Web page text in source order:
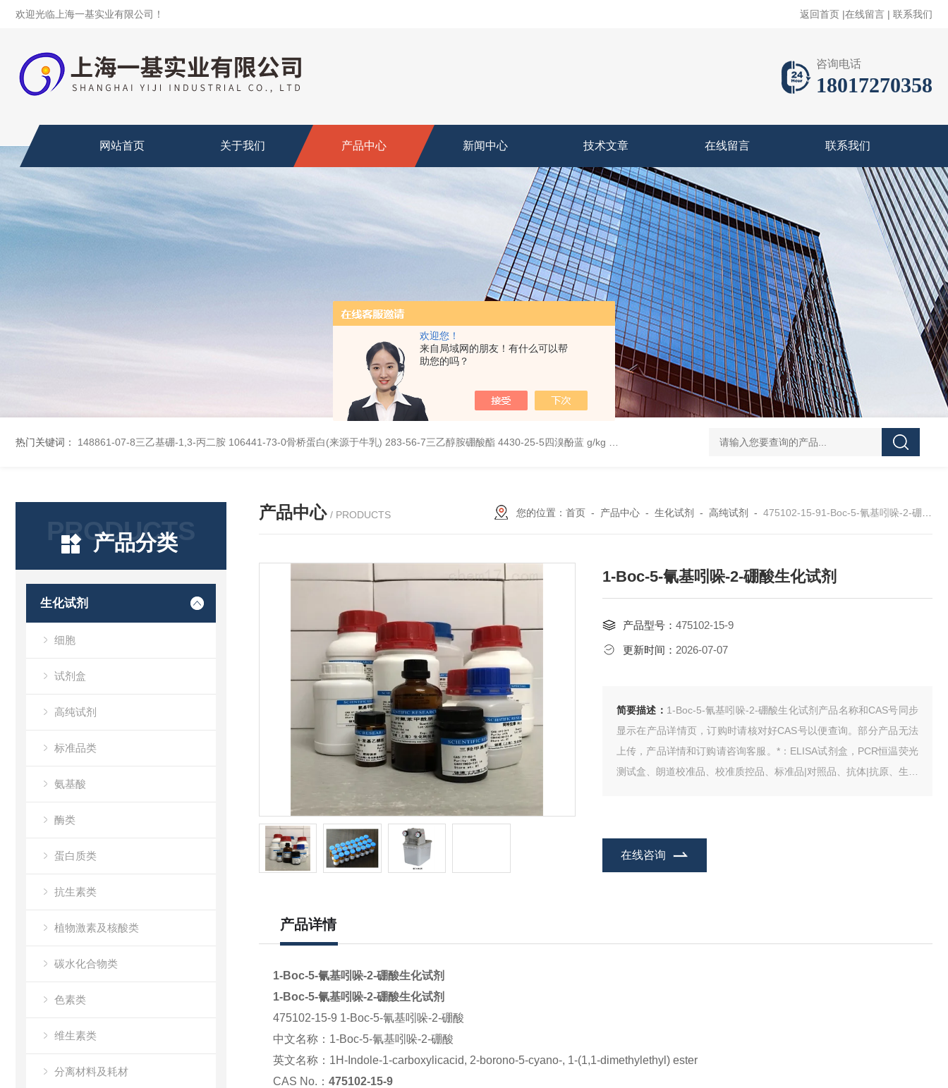
欢迎您！
来自局域网的朋友！有什么可以帮
助您的吗？
欢迎光临上海一基实业有限公司！ 返回首页 |在线留言 | 联系我们
咨询电话
18017270358
网站首页 关于我们 产品中心 新闻中心 技术文章 在线留言 联系我们
热门关键词： 148861-07-8三乙基硼-1,3-丙二胺 106441-73-0骨桥蛋白(来源于牛乳) 283-56-7三乙醇胺硼酸酯 4430-25-5四溴酚蓝 g/kg 81-08-32-磺基苯甲酸酐 4441-12-7三(4-吗啉基)氧化膦
PRODUCTS
产品分类
生化试剂
细胞
试剂盒
高纯试剂
标准品类
氨基酸
酶类
蛋白质类
抗生素类
植物激素及核酸类
碳水化合物类
色素类
维生素类
分离材料及耗材
产品中心 / PRODUCTS 您的位置： 首页- 产品中心- 生化试剂 - 高纯试剂 - 475102-15-91-Boc-5-氰基吲哚-2-硼酸生化试剂
1-Boc-5-氰基吲哚-2-硼酸生化试剂
产品型号： 475102-15-9
更新时间： 2026-07-07
简要描述： 1-Boc-5-氰基吲哚-2-硼酸生化试剂产品名称和CAS号同步
显示在产品详情页，订购时请核对好CAS号以便查询。部分产品无法
上传，产品详情和订购请咨询客服。*：ELISA试剂盒，PCR恒温荧光
测试盒、朗道校准品、校准质控品、标准品|对照品、抗体|抗原、生物
在线咨询
产品详情
1-Boc-5-氰基吲哚-2-硼酸生化试剂
1-Boc-5-氰基吲哚-2-硼酸生化试剂
475102-15-9 1-Boc-5-氰基吲哚-2-硼酸
中文名称： 1-Boc-5-氰基吲哚-2-硼酸
英文名称： 1H-Indole-1-carboxylicacid, 2-borono-5-cyano-, 1-(1,1-dimethylethyl) ester
CAS No.： 475102-15-9